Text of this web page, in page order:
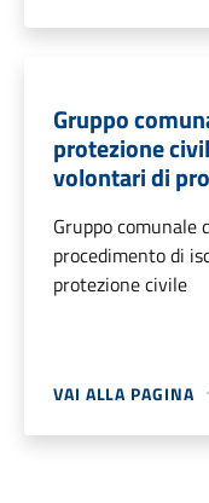
Gruppo
protezione
volontari di
Gruppo comunale
procedimento di
protezione civile
VAI ALLA PAGINA